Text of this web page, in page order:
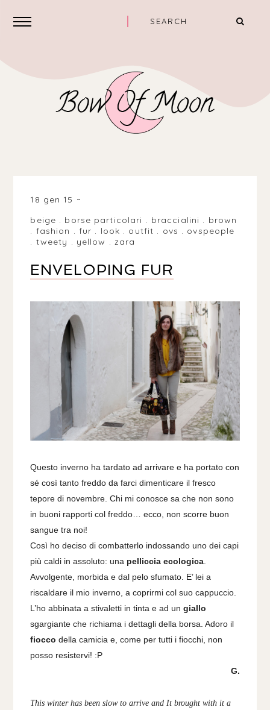
18 gen 15
beige . borse particolari . braccialini . brown
. fashion . fur . look . outfit . ovs . ovspeople
. tweety . yellow . zara
ENVELOPING FUR
Questo inverno ha tardato ad arrivare e ha portato con
sé così tanto freddo da farci dimenticare il fresco
tepore di novembre. Chi mi conosce sa che non sono
in buoni rapporti col freddo… ecco, non scorre buon
sangue tra noi!
Così ho deciso di combatterlo indossando uno dei capi
più caldi in assoluto: una pelliccia ecologica
Avvolgente, morbida e dal pelo sfumato. E’ lei a
riscaldare il mio inverno, a coprirmi col suo cappuccio.
L’ho abbinata a stivaletti in tinta e ad ungiallo
sgargiante che richiama i dettagli della borsa. Adoro il
fiocco della camicia e, come per tutti i fiocchi, non
posso resistervi! :P
G.
This winter has been slow to arrive and It brought with it a